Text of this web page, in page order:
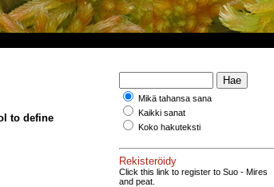
to define
Mikä tahansa sana
Kaikki sanat
Koko hakuteksti
Rekisteröidy
Click this link to register to Suo - Mires
and peat.